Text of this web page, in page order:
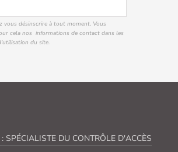
vous désinscrire à tout moment. Vous
cela nos informations de contact dans les
du site.
SPÉCIALISTE DU CONTRÔLE D'ACCÈS